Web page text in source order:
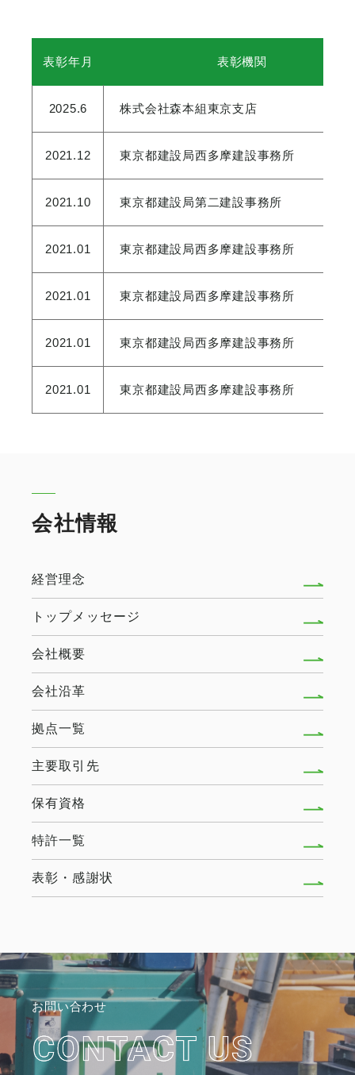
表彰年月 表彰機関
2025.6 株式会社森本組東京支店
2021.12 東京都建設局西多摩建設事務所
2021.10 東京都建設局第二建設事務所
2021.01 東京都建設局西多摩建設事務所
2021.01 東京都建設局西多摩建設事務所
2021.01 東京都建設局西多摩建設事務所
2021.01 東京都建設局西多摩建設事務所
会社情報
経営理念
トップメッセージ
会社概要
会社沿革
拠点一覧
主要取引先
保有資格
特許一覧
表彰・感謝状
お問い合わせ